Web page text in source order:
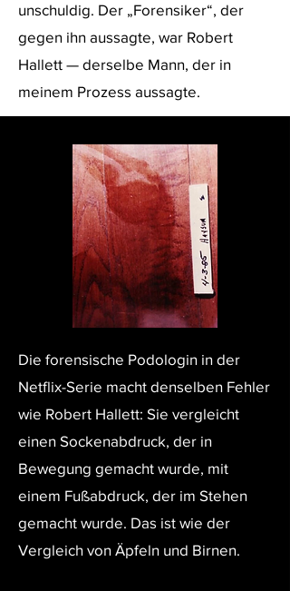
unschuldig. Der „Forensiker“, der
gegen ihn aussagte, war Robert
Hallett — derselbe Mann, der in
meinem Prozess aussagte.
Die forensische Podologin in der
Netflix-Serie macht denselben Fehler
wie Robert Hallett: Sie vergleicht
einen Sockenabdruck, der in
Bewegung gemacht wurde, mit
einem Fußabdruck, der im Stehen
gemacht wurde. Das ist wie der
Vergleich von Äpfeln und Birnen.